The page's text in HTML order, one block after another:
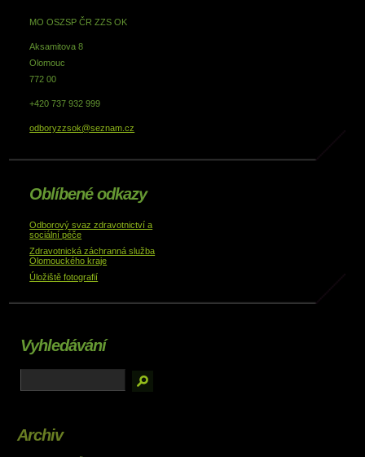
MO OSZSP ČR ZZS OK
Aksamitova 8
Olomouc
772 00
+420 737 932 999
odboryzzsok@seznam.cz
Oblíbené odkazy
Odborový svaz zdravotnictví a
sociální péče
Zdravotnická záchranná služba
Olomouckého kraje
Úložiště fotografií
Vyhledávání
Archiv